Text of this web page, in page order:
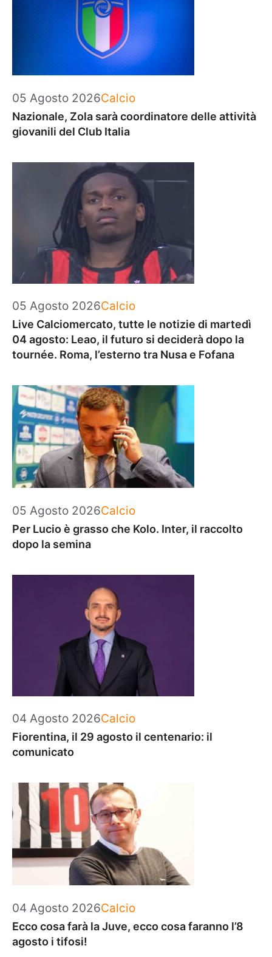
05 Agosto 2026Categorie
Calcio
Nazionale, Zola sarà coordinatore delle attività
giovanili del Club Italia
05 Agosto 2026Categorie
Calcio
Live Calciomercato, tutte le notizie di martedì
04 agosto: Leao, il futuro si deciderà dopo la
tournée. Roma, l’esterno tra Nusa e Fofana
05 Agosto 2026Categorie
Calcio
Per Lucio è grasso che Kolo. Inter, il raccolto
dopo la semina
04 Agosto 2026Categorie
Calcio
Fiorentina, il 29 agosto il centenario: il
comunicato
04 Agosto 2026Categorie
Calcio
Ecco cosa farà la Juve, ecco cosa faranno l’8
agosto i tifosi!